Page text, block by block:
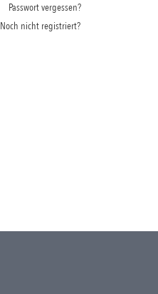
Passwort vergessen?
Noch nicht registriert?